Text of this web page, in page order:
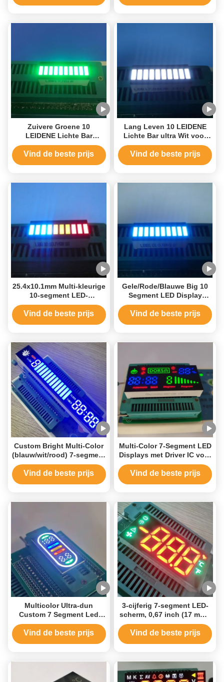
Zuivere Groene 10
LEIDENE Lichte Bar
120MCD - de Lichtgevende
Intensiteit van 140MCD
Vind de beste prijs
Lang Leven 10 LEIDENE
Lichte Bar ultra Wit voor
Vloeibare Vlakke Indicator
Vind de beste prijs
25.4x10.1mm Multi-kleurige
10-segment LED-
displaymodules Lightbar
Vind de beste prijs
Gele/Rode/Blauwe Big 10
Segment LED Display
Modules, gebruikt voor
instrumentenpanelen
Vind de beste prijs
Custom Bright Multi-Color
(blauw/wit/rood) 7-segment
LED-scherm voor
keukenkappen
Vind de beste prijs
Multi-Color 7-Segment LED
Displays met Driver IC voor
E-Scooters
Vind de beste prijs
Multicolor Ultra-dun
Custom 7 Segment Led
Display voor e-sigaret
Vind de beste prijs
3-cijferig 7-segment LED-
scherm, 0,67 inch (17 mm),
dubbelkleurig (ultra helder
rood / puur groen),
Vind de beste prijs